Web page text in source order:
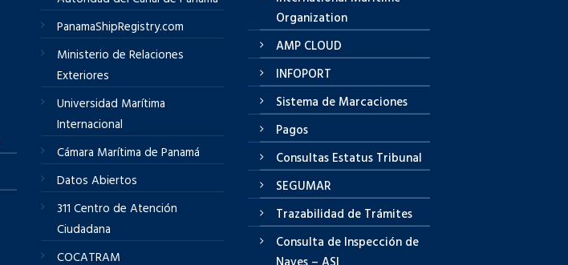
PanamaShipRegistry.com
Ministerio de Relaciones
Exteriores
Universidad Marítima
Internacional
Cámara Marítima de Panamá
Datos Abiertos
311 Centro de Atención
Ciudadana
COCATRAM
Organization
AMP CLOUD
INFOPORT
Sistema de Marcaciones
Pagos
Consultas Estatus Tribunal
SEGUMAR
Trazabilidad de Trámites
Consulta de Inspección de